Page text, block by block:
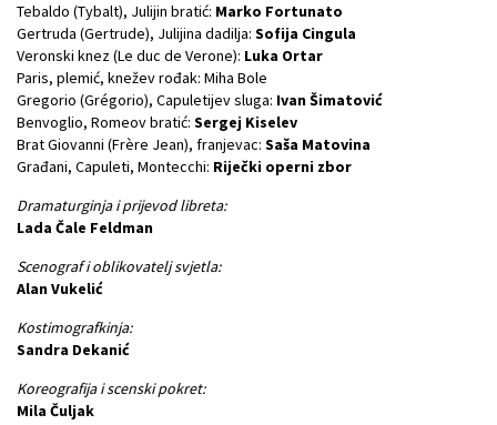
Tebaldo (Tybalt), Julijin bratić: Marko Fortunato
Gertruda (Gertrude), Julijina dadilja: Sofija Cingula
Veronski knez (Le duc de Verone): Luka Ortar
Paris, plemić, knežev rođak: Miha Bole
Gregorio (Grégorio), Capuletijev sluga: Ivan Šimatović
Benvoglio, Romeov bratić: Sergej Kiselev
Brat Giovanni (Frère Jean), franjevac: Saša Matovina
Građani, Capuleti, Montecchi: Riječki operni zbor
Dramaturginja i prijevod libreta:
Lada Čale Feldman
Scenograf i oblikovatelj svjetla:
Alan Vukelić
Kostimografkinja:
Sandra Dekanić
Koreografija i scenski pokret:
Mila Čuljak